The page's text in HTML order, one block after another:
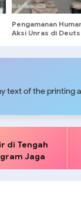
Pengamanan
Aksi Unras di
text of the printing
di Tengah
Jaga